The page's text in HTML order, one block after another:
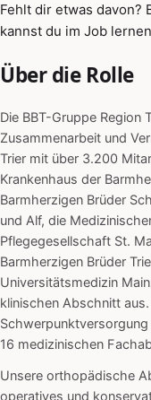
Fehlt dir etwas davon?
kannst du im Job
Über die Rolle
Die BBT-Gruppe Region
Zusammenarbeit und
Trier mit über 3.200
Krankenhaus der
Barmherzigen Brüder
und Alf, die
Pflegegesellschaft St.
Barmherzigen Brüder
Universitätsmedizin
klinischen Abschnitt
16 medizinischen
Unsere orthopädische
operatives und